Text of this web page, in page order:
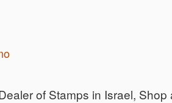
of Stamps in Israel,